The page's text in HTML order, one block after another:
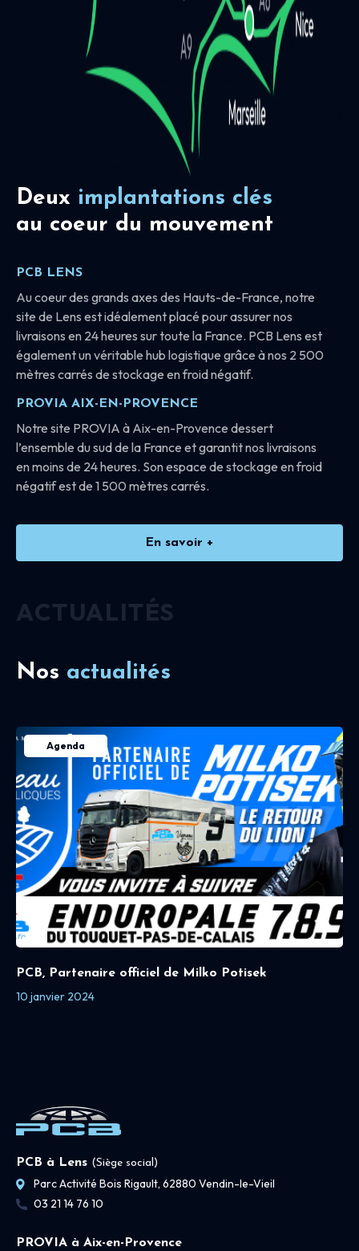
Deux implantations clés
au coeur du mouvement
PCB LENS
Au coeur des grands axes des Hauts-de-France, notre
site de Lens est idéalement placé pour assurer nos
livraisons en 24 heures sur toute la France. PCB Lens est
également un véritable hub logistique grâce à nos 2 500
mètres carrés de stockage en froid négatif.
PROVIA AIX-EN-PROVENCE
Notre site PROVIA à Aix-en-Provence dessert
l’ensemble du sud de la France et garantit nos livraisons
en moins de 24 heures. Son espace de stockage en froid
négatif est de 1 500 mètres carrés.
En savoir +
ACTUALITÉS
Nos actualités
Agenda
PCB, Partenaire officiel de Milko Potisek
10 janvier 2024
PCB à Lens (Siège social)
Parc Activité Bois Rigault, 62880 Vendin-le-Vieil
03 21 14 76 10
PROVIA à Aix-en-Provence